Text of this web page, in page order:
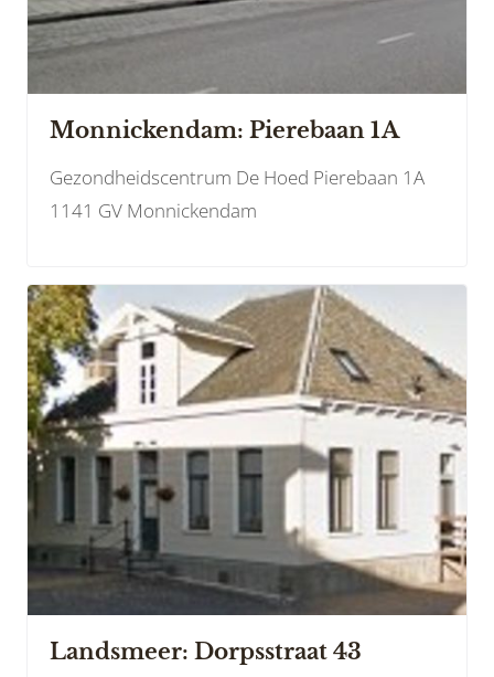
Monnickendam: Pierebaan 1A
Gezondheidscentrum De Hoed Pierebaan 1A
1141 GV Monnickendam
Landsmeer: Dorpsstraat 43